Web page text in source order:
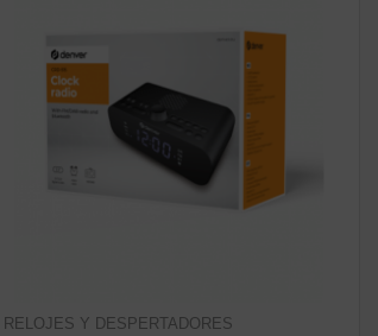
RELOJES Y DESPERTADORES